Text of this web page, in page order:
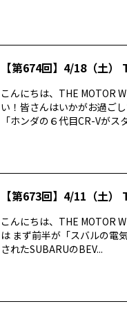
【第674回】4/18（土）
こんにちは、THE MOTOR
い！皆さんはいかがお過ご
「ホンダの６代目CR-Vがス
【第673回】4/11（土）
こんにちは、THE MOTOR
は まず前半が「スバルの電
されたSUBARUのBEV...